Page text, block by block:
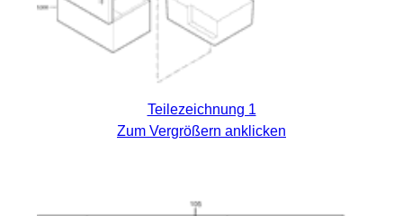
Teilezeichnung 1
Zum Vergrößern anklicken